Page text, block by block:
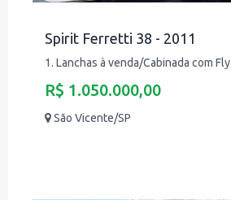
Spirit Ferretti 38 - 2011
1. Lanchas à venda/Cabinada com Fly
R$ 1.050.000,00
São Vicente/SP